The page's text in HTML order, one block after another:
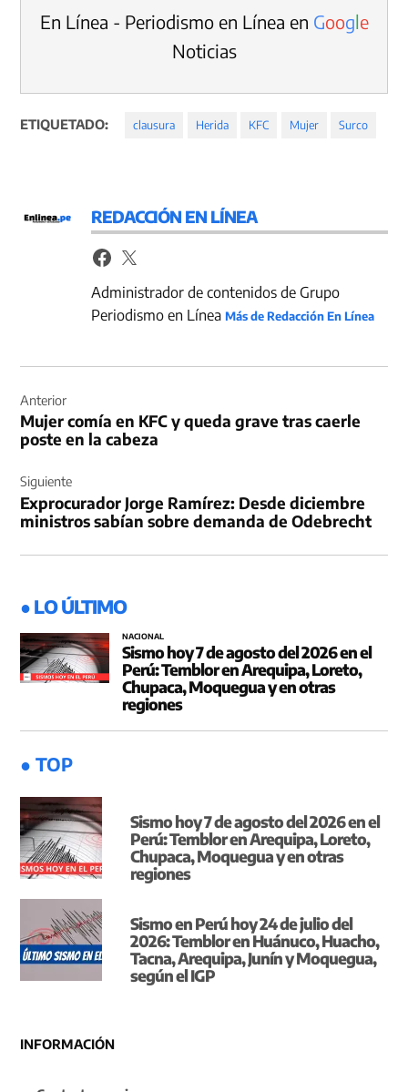
En Línea - Periodismo en Línea en Google
Noticias
ETIQUETADO: clausura Herida KFC Mujer Surco
REDACCIÓN EN LÍNEA
Administrador de contenidos de Grupo
Periodismo en LíneaMás de Redacción En Línea
de
entradas
Anterior
Mujer comía en KFC y queda grave tras caerle
poste en la cabeza
Siguiente
Exprocurador Jorge Ramírez: Desde diciembre
ministros sabían sobre demanda de Odebrecht
● LO ÚLTIMO
NACIONAL
Sismo hoy 7 de agosto del 2026 en el
Perú: Temblor en Arequipa, Loreto,
Chupaca, Moquegua y en otras
regiones
● TOP
Sismo hoy 7 de agosto del 2026 en el
Perú: Temblor en Arequipa, Loreto,
Chupaca, Moquegua y en otras
regiones
Sismo en Perú hoy 24 de julio del
2026: Temblor en Huánuco, Huacho,
Tacna, Arequipa, Junín y Moquegua,
según el IGP
INFORMACIÓN